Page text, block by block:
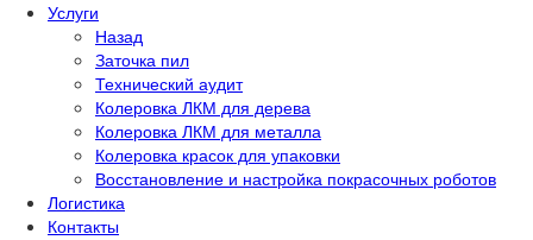
Услуги
Назад
Заточка пил
Технический аудит
Колеровка ЛКМ для дерева
Колеровка ЛКМ для металла
Колеровка красок для упаковки
Восстановление и настройка покрасочных роботов
Логистика
Контакты